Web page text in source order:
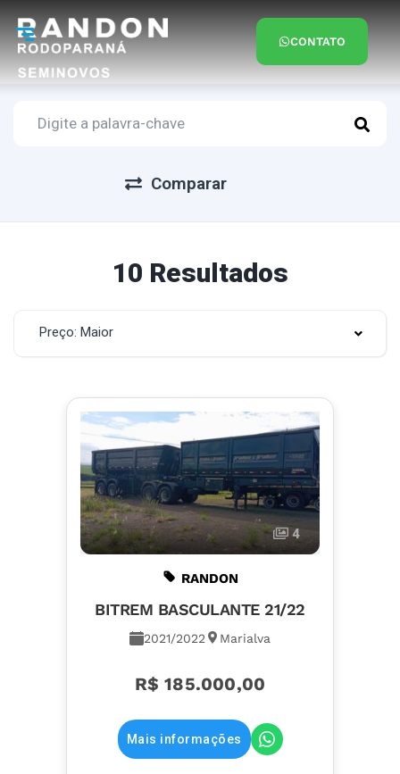
CONTATO
Comparar
10 Resultados
Preço: Maior
4
RANDON
BITREM BASCULANTE 21/22
2021/2022 Marialva
R$ 185.000,00
Mais informações